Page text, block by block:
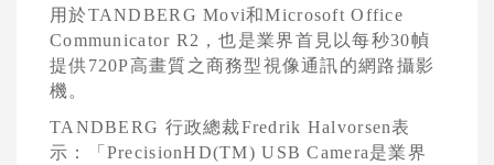
用於TANDBERG Movi和Microsoft Office
Communicator R2 ，也是業界首見以每秒30幀
提供720P高畫質之商務型視像通訊的網路攝影
機。
TANDBERG 行政總裁Fredrik Halvorsen表
示：「 PrecisionHD(TM) USB Camera是業界